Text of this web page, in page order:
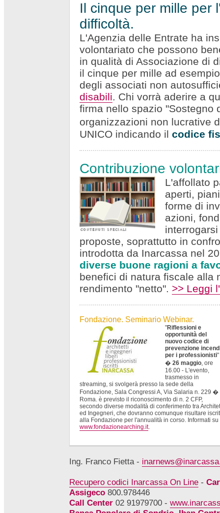
Il cinque per mille per
difficoltà.
L'Agenzia delle Entrate ha
volontariato che possono
in qualità di Associazione di
il cinque per mille ad
degli associati non
disabili. Chi vorrà aderire a
firma nello spazio "Sostegno
organizzazioni non lucrative
UNICO indicando il codice
Contribuzione
L'affollato
aperti,
forme di
azioni,
proposte, soprattutto in
introdotta da Inarcassa nel
diverse buone ragioni a
benefici di natura fiscale alla
rendimento "netto". >> Leggi
Fondazione. Seminario Webinar.
"Riflessioni e
opportunità del
nuovo codice di
prevenzione
per i professionisti"
� 26 maggio, ore
16.00 - L'evento,
trasmesso in
streaming, si svolgerà presso la sede della
Fondazione, Sala Congressi A, Via Salaria n. 229 �
Roma. è previsto il riconoscimento di n. 2 CFP,
secondo diverse modalità di conferimento tra
ed Ingegneri, che dovranno comunque risultare
alla Fondazione per l'annualità in corso. Informati su
www.fondazionearching.it.
Ing. Franco Fietta -
Recupero codici Inarcassa On Line -
Assigeco 800.978446
Call Center 02 91979700 -